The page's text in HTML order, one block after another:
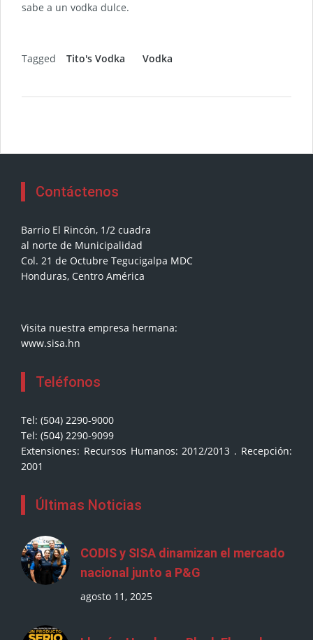
sabe a un vodka dulce.
Tagged Tito's Vodka Vodka
Contáctenos
Barrio El Rincón, 1/2 cuadra
al norte de Municipalidad
Col. 21 de Octubre Tegucigalpa MDC
Honduras, Centro América
Visita nuestra empresa hermana:
www.sisa.hn
Teléfonos
Tel: (504) 2290-9000
Tel: (504) 2290-9099
Extensiones: Recursos Humanos: 2012/2013 . Recepción:
2001
Últimas Noticias
CODIS y SISA dinamizan el mercado
nacional junto a P&G
agosto 11, 2025